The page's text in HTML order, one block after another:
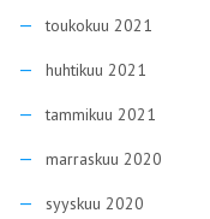
toukokuu 2021
huhtikuu 2021
tammikuu 2021
marraskuu 2020
syyskuu 2020